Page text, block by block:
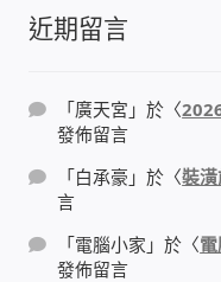
風速傳感器+PLC
mOA雲考勤 指紋
智慧櫃
電子鎖 凱特安
近期留言
「廣天宮 」於〈
發佈留言
「白承豪 」於〈裝
言
「電腦小家 」於〈
發佈留言